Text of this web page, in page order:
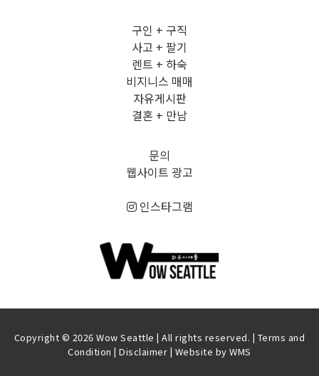
구인 + 구직
사고 + 팔기
렌트 + 하숙
비지니스 매매
자유게시판
결혼 + 만남
문의
웹사이트 광고
인스타그램
Copyright © 2026 Wow Seattle | All rights reserved. | Terms and
Condition |Disclaimer | Website byWMS